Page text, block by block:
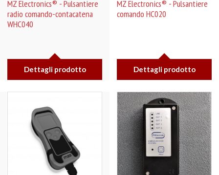
MZ Electronics® - Pulsantiere
radio comando-contacatena
WHC040
Dettagli prodotto
MZ Electronics® - Pulsantiere
comando HC020
Dettagli prodotto